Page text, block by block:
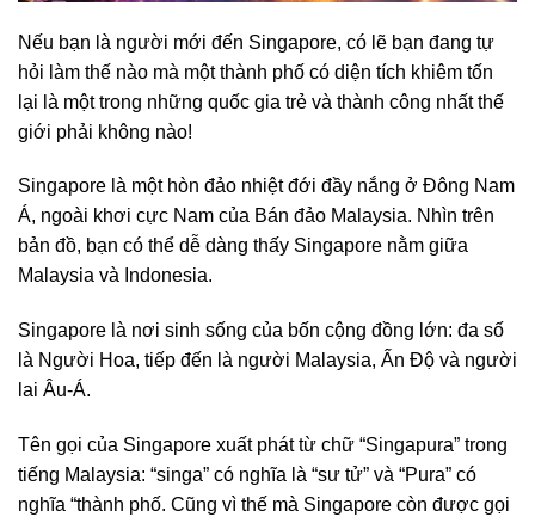
Nếu bạn là người mới đến Singapore, có lẽ bạn đang tự
hỏi làm thế nào mà một thành phố có diện tích khiêm tốn
lại là một trong những quốc gia trẻ và thành công nhất thế
giới phải không nào!
Singapore là một hòn đảo nhiệt đới đầy nắng ở Đông Nam
Á, ngoài khơi cực Nam của Bán đảo Malaysia. Nhìn trên
bản đồ, bạn có thể dễ dàng thấy Singapore nằm giữa
Malaysia và Indonesia.
Singapore là nơi sinh sống của bốn cộng đồng lớn: đa số
là Người Hoa, tiếp đến là người Malaysia, Ấn Độ và người
lai Âu-Á.
Tên gọi của Singapore xuất phát từ chữ “Singapura” trong
tiếng Malaysia: “singa” có nghĩa là “sư tử” và “Pura” có
nghĩa “thành phố. Cũng vì thế mà Singapore còn được gọi